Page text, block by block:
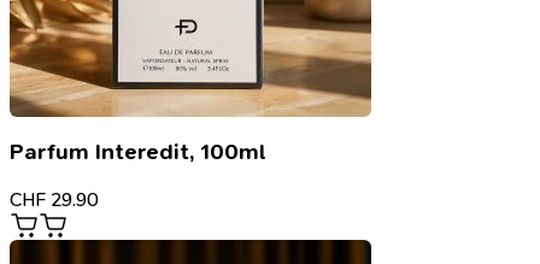
Parfum Interedit, 100ml
CHF 29.90